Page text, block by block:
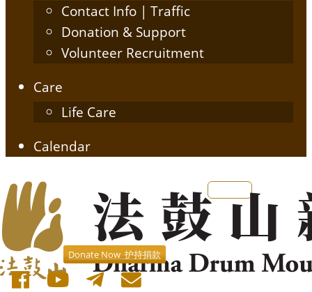
Contact Info | Traffic
Donation & Support
Volunteer Recruitment
Care
Life Care
Calendar
Donate Now 护持捐款